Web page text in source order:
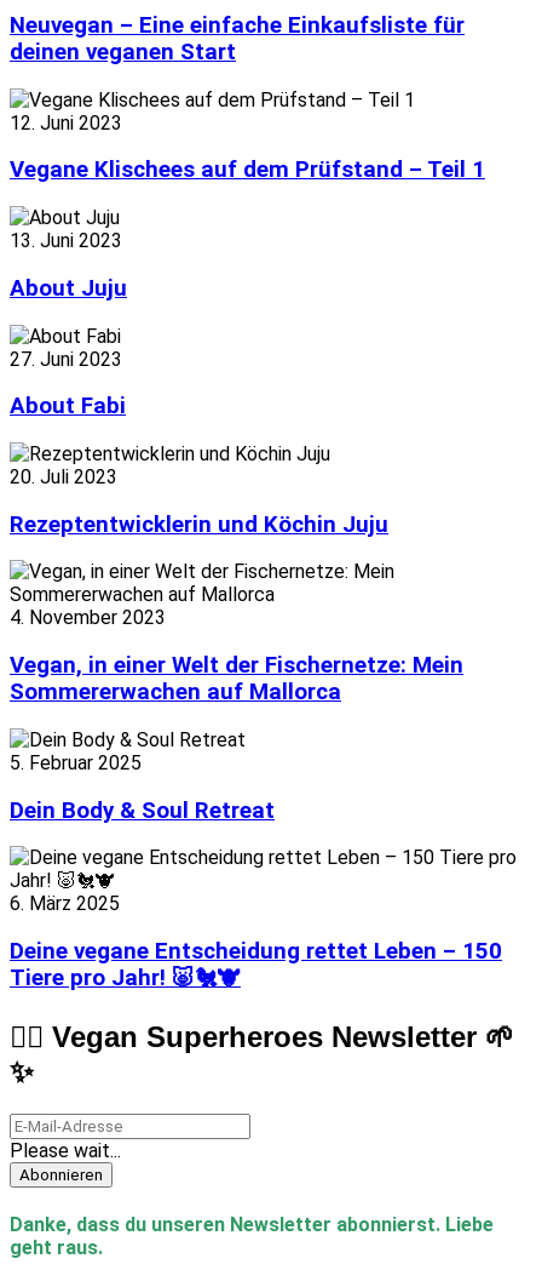
Neuvegan – Eine einfache Einkaufsliste für
deinen veganen Start
12. Juni 2023
Vegane Klischees auf dem Prüfstand – Teil 1
13. Juni 2023
About Juju
27. Juni 2023
About Fabi
20. Juli 2023
Rezeptentwicklerin und Köchin Juju
4. November 2023
Vegan, in einer Welt der Fischernetze: Mein
Sommererwachen auf Mallorca
5. Februar 2025
Dein Body & Soul Retreat
6. März 2025
Deine vegane Entscheidung rettet Leben – 150
Tiere pro Jahr! 🐷🐔🐮
🦸‍♀️ Vegan Superheroes Newsletter 🌱
✨
Please wait...
Abonnieren
Danke, dass du unseren Newsletter abonnierst. Liebe
geht raus.